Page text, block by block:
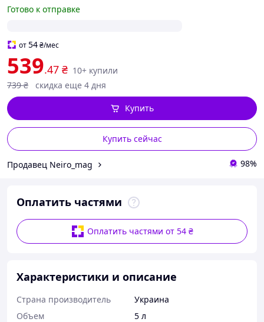
Готово к отправке
от54₴/мес
539.47 ₴ 10+ купили
739 ₴ скидка еще 4 дня
Купить сейчас
Купить
Продавец Neiro_mag 98%
Оплатить частями
Оплатить частями от 54 ₴
Характеристики и описание
Страна производитель
Украина
Объем
5 л